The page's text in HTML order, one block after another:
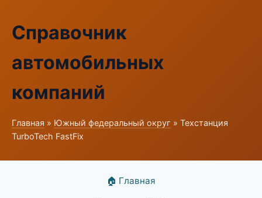
Справочник
автомобильных
компаний
Главная » Южный федеральный округ » Техстанция
TurboTech FastFix
🏠 Главная